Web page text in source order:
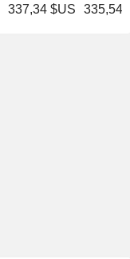
337,34 $US 335,54